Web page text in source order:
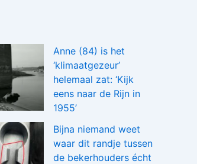
Anne (84) is het
‘klimaatgezeur’
helemaal zat: ‘Kijk
eens naar de Rijn in
1955’
Bijna niemand weet
waar dit randje tussen
de bekerhouders écht